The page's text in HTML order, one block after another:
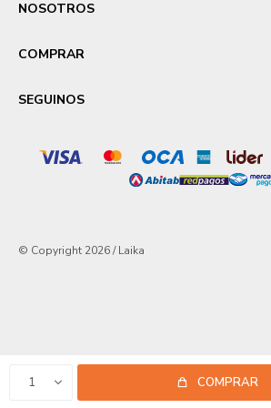
1 COMPRAR
NOSOTROS
COMPRAR
SEGUINOS
© Copyright 2026 / Laika